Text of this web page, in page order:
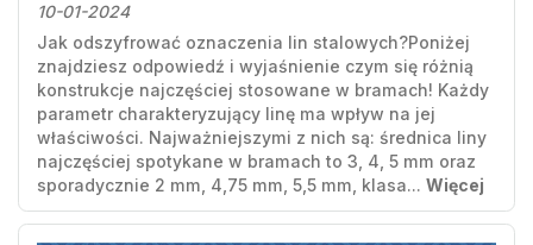
10-01-2024
Jak odszyfrować oznaczenia lin stalowych?Poniżej
znajdziesz odpowiedź i wyjaśnienie czym się różnią
konstrukcje najczęściej stosowane w bramach! Każdy
parametr charakteryzujący linę ma wpływ na jej
właściwości. Najważniejszymi z nich są: średnica liny
najczęściej spotykane w bramach to 3, 4, 5 mm oraz
sporadycznie 2 mm, 4,75 mm, 5,5 mm, klasa... Więcej